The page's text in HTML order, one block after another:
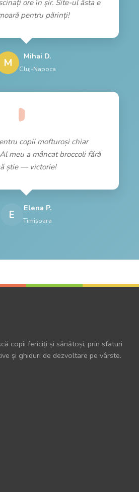
ore în șir. Site-ul ăsta e
pentru părinți!
M
Mihai D.
Cluj-Napoca
copii mofturoși chiar
meu a mâncat broccoli fără
știe — victorie!
E
Elena P.
Timișoara
copii fericiți și sănătoși, prin sfaturi
și ghiduri de dezvoltare pe vârste.